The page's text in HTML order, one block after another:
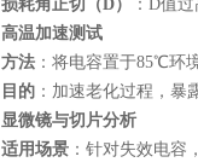
损耗角正切（D）
：D值
高温加速测试
方法 ：将电容置于85℃环
目的 ：加速老化过程，暴
显微镜与切片分析
适用场景 ：针对失效电容